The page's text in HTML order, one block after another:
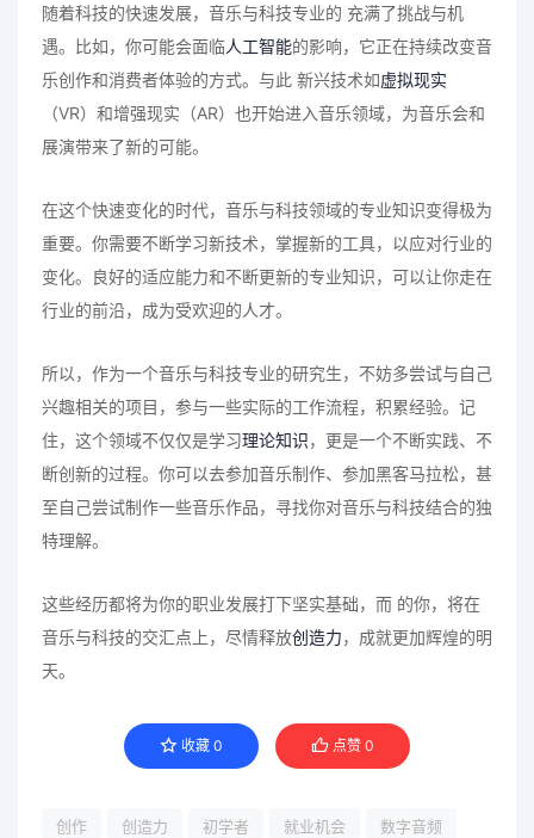
随着科技的快速发展，音乐与科技专业的 充满了挑战与机
遇。比如，你可能会面临人工智能的影响，它正在持续改变音
乐创作和消费者体验的方式。与此 新兴技术如虚拟现实
（VR）和增强现实（AR）也开始进入音乐领域，为音乐会和
展演带来了新的可能。
在这个快速变化的时代，音乐与科技领域的专业知识变得极为
重要。你需要不断学习新技术，掌握新的工具，以应对行业的
变化。良好的适应能力和不断更新的专业知识，可以让你走在
行业的前沿，成为受欢迎的人才。
所以，作为一个音乐与科技专业的研究生，不妨多尝试与自己
兴趣相关的项目，参与一些实际的工作流程，积累经验。记
住，这个领域不仅仅是学习理论知识，更是一个不断实践、不
断创新的过程。你可以去参加音乐制作、参加黑客马拉松，甚
至自己尝试制作一些音乐作品，寻找你对音乐与科技结合的独
特理解。
这些经历都将为你的职业发展打下坚实基础，而 的你，将在
音乐与科技的交汇点上，尽情释放创造力，成就更加辉煌的明
天。
收藏 0 点赞 0
创作 创造力 初学者 就业机会 数字音频